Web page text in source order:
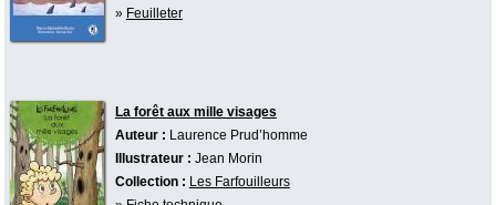
» Feuilleter
La forêt aux mille visages
Auteur : Laurence Prud’homme
Illustrateur : Jean Morin
Collection : Les Farfouilleurs